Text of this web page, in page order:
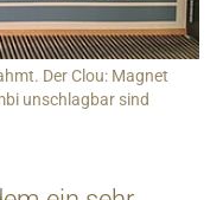
Der Clou: Magnet
unschlagbar sind